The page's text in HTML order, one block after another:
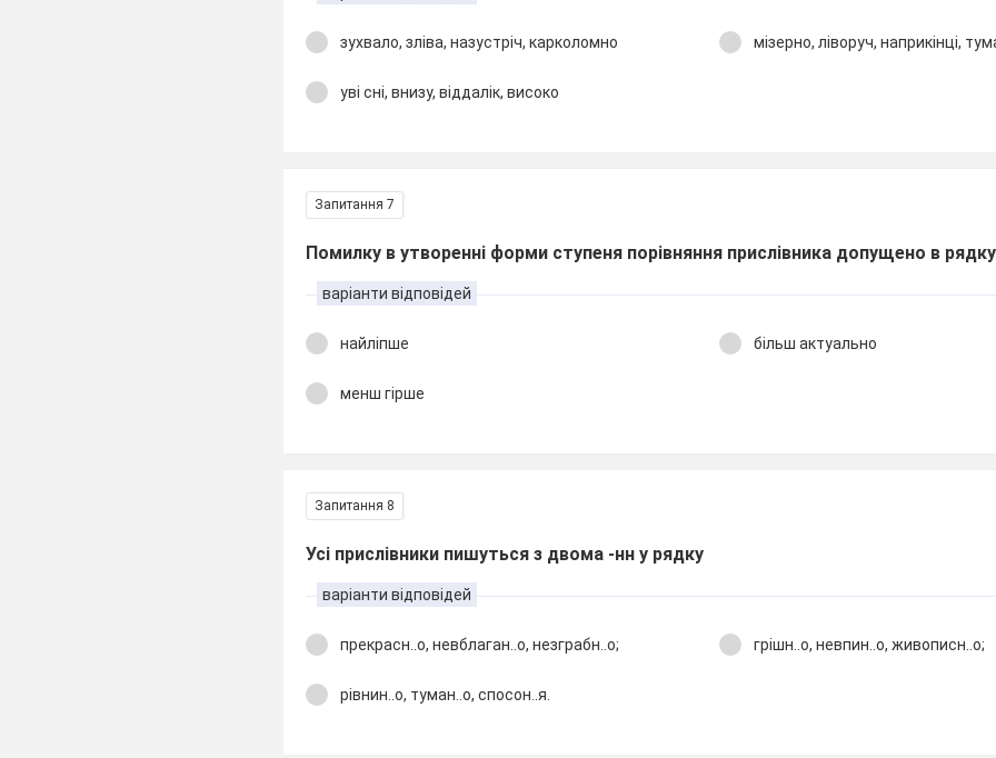
зухвало, зліва, назустріч, карколомно мізерно, ліворуч, наприкінці,
уві сні, внизу, віддалік, високо
Запитання 7
Помилку в утворенні форми ступеня порівняння прислівника допущено в рядку
варіанти відповідей
найліпше більш актуально
менш гірше
Запитання 8
Усі прислівники пишуться з двома -нн у рядку
варіанти відповідей
прекрасн..о, невблаган..о, незграбн..о; грішн..о, невпин..о, живописн..о;
рівнин..о, туман..о, спосон..я.